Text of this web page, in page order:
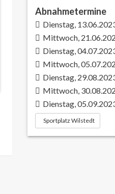
Abnahmetermine
Dienstag,
Mittwoch,
Dienstag,
Mittwoch,
Dienstag,
Mittwoch,
Dienstag,
Sportplatz Wilstedt